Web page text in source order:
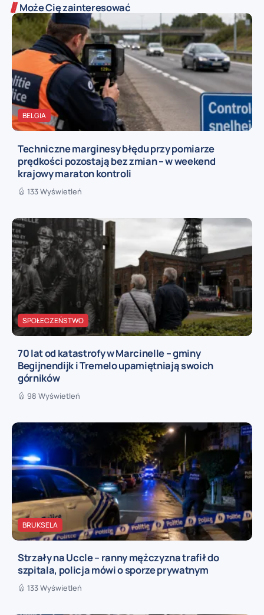
Może Cię zainteresować
BELGIA
Techniczne marginesy błędu przy pomiarze
prędkości pozostają bez zmian – w weekend
krajowy maraton kontroli
133 Wyświetleń
SPOŁECZEŃSTWO
70 lat od katastrofy w Marcinelle – gminy
Begijnendijk i Tremelo upamiętniają swoich
górników
98 Wyświetleń
BRUKSELA
Strzały na Uccle – ranny mężczyzna trafił do
szpitala, policja mówi o sporze prywatnym
133 Wyświetleń